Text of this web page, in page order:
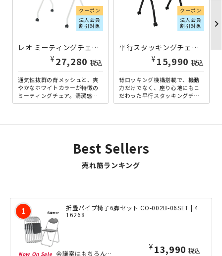
クーポン
法人会員
割引対象
レオ ミーティングチェア 背メッシュタイプ グレー LO-LE250WF-H | 187762
¥ 27,280 税込
通気性抜群の背メッシュと、爽
やかなホワイトカラーが特徴の
ミーティングチェア。清潔感の
あるホワイトカラーのフレーム
クーポン
法人会員
割引対象
平行スタッキングチェアET ブラック ←旧アントレ ET-6288-BK | 416289
¥ 15,990 税込
背ロッキング機構搭載で、機動
力だけでなく、座り心地にもこ
だわった平行スタッキングチェ
アです。背もたれには体重をか
chevron_right
Best Sellers
売れ筋ランキング
折畳パイプ椅子6脚セット CO-002B-06SET | 4
16268
¥ 13,990 税込
会議室はもちろん、集会場、学校、多目的ホールと、あらゆる場面で定番の折りたたみ椅...